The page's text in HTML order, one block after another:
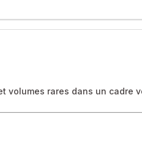
volumes rares dans un cadre